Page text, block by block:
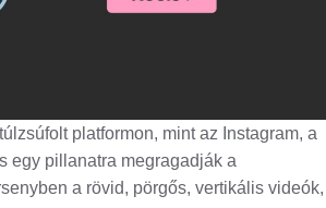
platformon, mint az Instagram, a
egy pillanatra megragadják a
a rövid, pörgős, vertikális videók,